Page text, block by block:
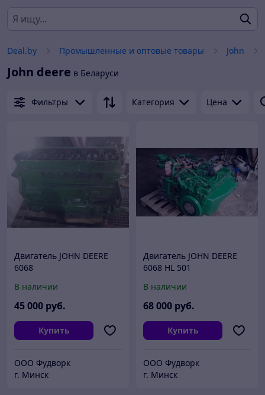
Deal.by Промышленные и оптовые товары John
John deere в Беларуси
Фильтры Категория Цена
Двигатель JOHN DEERE
6068
В наличии
45 000 руб.
Купить
ООО Фудворк
г. Минск
Двигатель JOHN DEERE
6068 HL 501
В наличии
68 000 руб.
Купить
ООО Фудворк
г. Минск